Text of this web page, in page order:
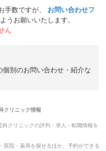
数ですが、
お問い合わせフ
うお願いいたします。
ん
別のお問い合わせ・紹介な
クリニック情報
科クリニックの評判・求人・転職情報を
医院・薬局を探せるほか、予約ができる